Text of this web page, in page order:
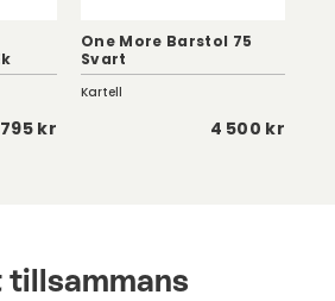
795 kr
One More Barstol 75
Svart
Kartell
4 500 kr